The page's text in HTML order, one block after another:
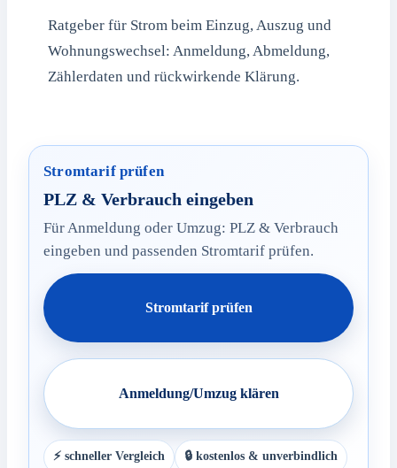
Ratgeber für Strom beim Einzug, Auszug und
Wohnungswechsel: Anmeldung, Abmeldung,
Zählerdaten und rückwirkende Klärung.
Stromtarif prüfen
PLZ & Verbrauch eingeben
Für Anmeldung oder Umzug: PLZ & Verbrauch
eingeben und passenden Stromtarif prüfen.
Stromtarif prüfen
Anmeldung/Umzug klären
⚡ schneller Vergleich 🔒 kostenlos & unverbindlich